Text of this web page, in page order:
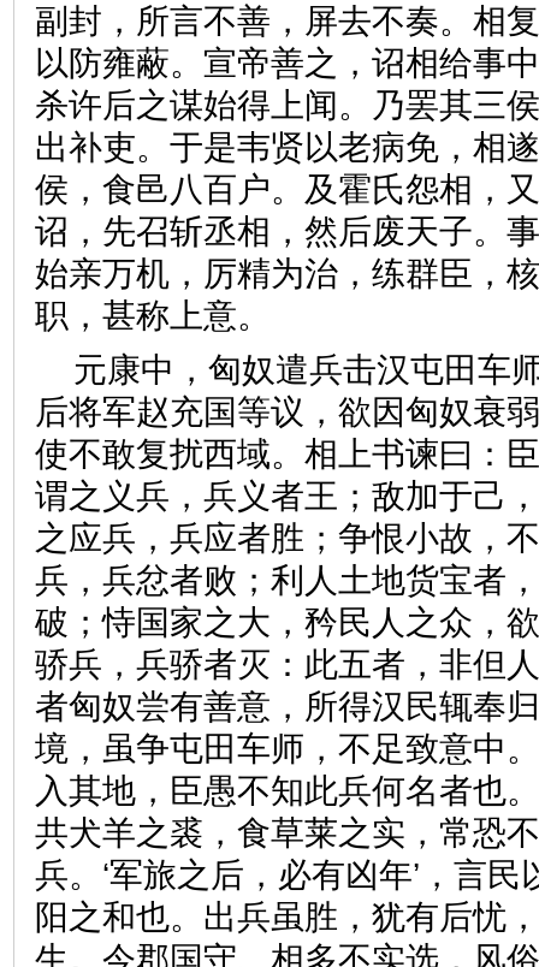
副封，所言不善，屏去不奏。相
以防雍蔽。宣帝善之，诏相给事
杀许后之谋始得上闻。乃罢其三
出补吏。于是韦贤以老病免，相
侯，食邑八百户。及霍氏怨相，
诏，先召斩丞相，然后废天子。
始亲万机，厉精为治，练群臣，
职，甚称上意。
元康中，匈奴遣兵击汉屯田车
后将军赵充国等议，欲因匈奴衰
使不敢复扰西域。相上书谏曰：
谓之义兵，兵义者王；敌加于己
之应兵，兵应者胜；争恨小故，
兵，兵忿者败；利人土地货宝者
破；恃国家之大，矜民人之众，
骄兵，兵骄者灭：此五者，非但
者匈奴尝有善意，所得汉民辄奉
境，虽争屯田车师，不足致意中
入其地，臣愚不知此兵何名者也
共犬羊之裘，食草莱之实，常恐
兵。‘军旅之后，必有凶年’，言
阳之和也。出兵虽胜，犹有后忧
生。今郡国守、相多不实选，风